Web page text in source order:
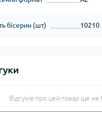
бісерин (шт) 10210
Відгуків про цей товар ще не